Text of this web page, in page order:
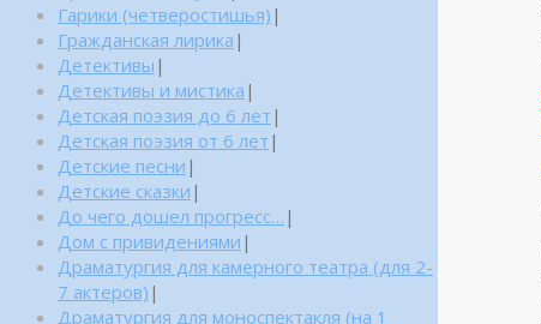
Гарики (четверостишья) |
Гражданская лирика |
Детективы |
Детективы и мистика |
Детская поэзия до 6 лет |
Детская поэзия от 6 лет |
Детские песни |
Детские сказки |
До чего дошел прогресс… |
Дом с привидениями |
Драматургия для камерного театра (для 2-
7 актеров) |
Драматургия для моноспектакля (на 1